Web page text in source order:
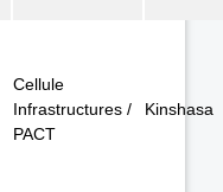
Cellule
Infrastructures /
PACT
Kinshasa